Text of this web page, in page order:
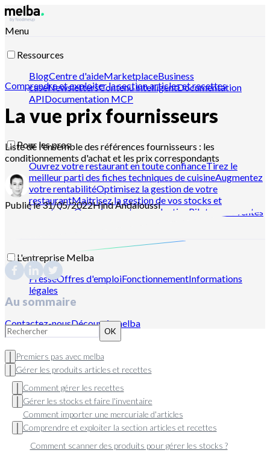
Menu
Ressources
BlogCentre d'aideMarketplaceBusiness
caseNewslettersContenu intelligentDocumentation
APIDocumentation MCP
Pour les pros
Ouvrez votre restaurant en toute confianceTirez le
meilleur parti des fiches techniques de cuisineAugmentez
votre rentabilitéOptimisez la gestion de votre
restaurantMaitrisez la gestion de vos stocks et
inventairesOrganisez votre production Pilotez vos ventes
L'entreprise Melba
PresseOffres d'emploiFonctionnementInformations
légales
Contactez-nousDécouvrir melba
Comprendre et exploiter la section articles et recettes
La vue prix fournisseurs
Liste de l'ensemble des références fournisseurs : les
conditionnements d'achat et les prix correspondants
Publié le 31/05/2022HindAndaloussi
Au sommaire
OK
Premiers pas avec melba
Gérer les produits articles et recettes
Comment gérer les recettes
Gérer les stocks et faire l'inventaire
Comment importer une mercuriale d'articles
Comprendre et exploiter la section articles et recettes
Comment scanner des produits pour gérer les stocks ?